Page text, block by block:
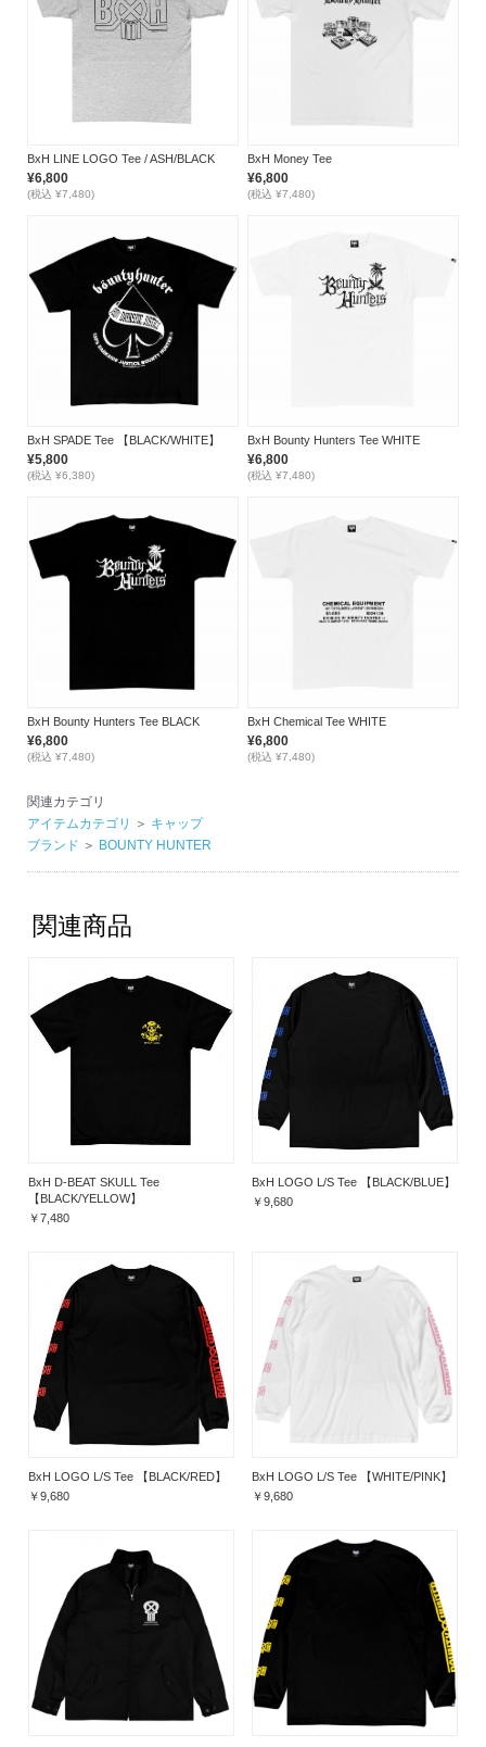
BxH LINE LOGO Tee / ASH/BLACK
¥6,800
(税込 ¥7,480)
BxH Money Tee
¥6,800
(税込 ¥7,480)
BxH SPADE Tee 【BLACK/WHITE】
¥5,800
(税込 ¥6,380)
BxH Bounty Hunters Tee WHITE
¥6,800
(税込 ¥7,480)
BxH Bounty Hunters Tee BLACK
¥6,800
(税込 ¥7,480)
BxH Chemical Tee WHITE
¥6,800
(税込 ¥7,480)
関連カテゴリ
アイテムカテゴリ
＞ キャップ
ブランド ＞ BOUNTY HUNTER
関連商品
BxH D-BEAT SKULL Tee
【BLACK/YELLOW】
￥7,480
BxH LOGO L/S Tee 【BLACK/BLUE】
￥9,680
BxH LOGO L/S Tee 【BLACK/RED】
￥9,680
BxH LOGO L/S Tee 【WHITE/PINK】
￥9,680